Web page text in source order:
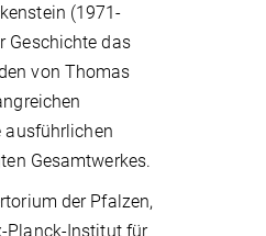
(1971-
Geschichte das
von Thomas
ausführlichen
Gesamtwerkes.
der Pfalzen,
Planck-Institut für